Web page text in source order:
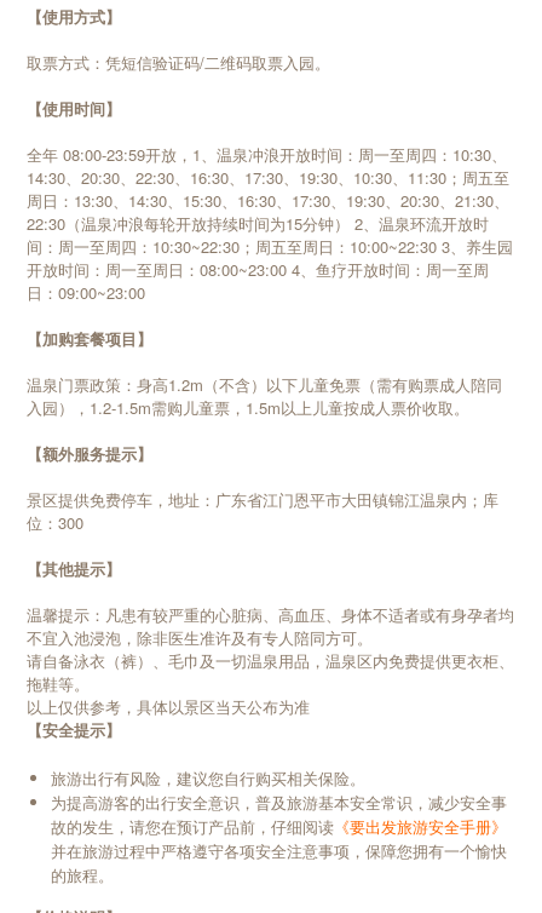
【使用方式】
取票方式：凭短信验证码/二维码取票入园。
【使用时间】
全年 08:00-23:59开放，1、温泉冲浪开放时间：周一至周四：10:30、
14:30、20:30、22:30、16:30、17:30、19:30、10:30、11:30；周五至
周日：13:30、14:30、15:30、16:30、17:30、19:30、20:30、21:30、
22:30（温泉冲浪每轮开放持续时间为15分钟） 2、温泉环流开放时
间：周一至周四：10:30~22:30；周五至周日：10:00~22:30 3、养生园
开放时间：周一至周日：08:00~23:00 4、鱼疗开放时间：周一至周
日：09:00~23:00
【加购套餐项目】
温泉门票政策：身高1.2m（不含）以下儿童免票（需有购票成人陪同
入园），1.2-1.5m需购儿童票，1.5m以上儿童按成人票价收取。
【额外服务提示】
景区提供免费停车，地址：广东省江门恩平市大田镇锦江温泉内；库
位：300
【其他提示】
温馨提示：凡患有较严重的心脏病、高血压、身体不适者或有身孕者均
不宜入池浸泡，除非医生准许及有专人陪同方可。
请自备泳衣（裤）、毛巾及一切温泉用品，温泉区内免费提供更衣柜、
拖鞋等。
以上仅供参考，具体以景区当天公布为准
【安全提示】
旅游出行有风险，建议您自行购买相关保险。
为提高游客的出行安全意识，普及旅游基本安全常识，减少安全事
故的发生，请您在预订产品前，仔细阅读 《要出发旅游安全手册》
并在旅游过程中严格遵守各项安全注意事项，保障您拥有一个愉快
的旅程。